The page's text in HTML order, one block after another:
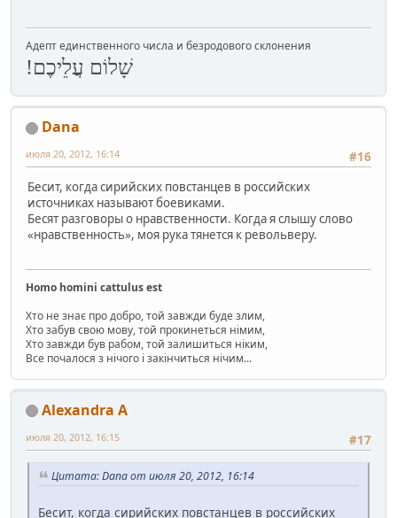
Адепт единственного числа и безродового склонения
שָׁלוֹם עֲלֵיכֶם!
Dana
#16
июля 20, 2012, 16:14
Бесит, когда сирийских повстанцев в российских
источниках называют боевиками.
Бесят разговоры о нравственности. Когда я слышу слово
«нравственность», моя рука тянется к револьверу.
Homo homini cattulus est
Хто не знає про добро, той завжди буде злим,
Хто забув свою мову, той прокинеться німим,
Хто завжди був рабом, той залишиться ніким,
Все почалося з нічого і закінчиться нічим...
Alexandra A
#17
июля 20, 2012, 16:15
Цитата: Dana от июля 20, 2012, 16:14
Бесит, когда сирийских повстанцев в российских